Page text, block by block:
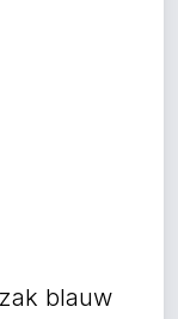
blauw